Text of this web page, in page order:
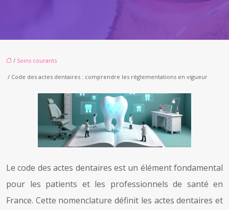
/ Soins courants
/ Code des actes dentaires : comprendre les réglementations en vigueur
Le code des actes dentaires est un élément fondamental
pour les patients et les professionnels de santé en
France. Cette nomenclature définit les actes dentaires et